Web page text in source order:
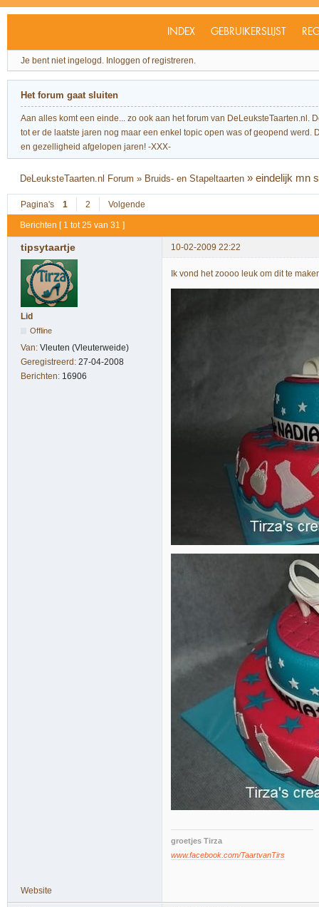
INDEX GEBRUIKERSLIJST
Je bent niet ingelogd. Inloggen of registreren.
Het forum gaat sluiten
Aan alles komt een einde... zo ook aan het forum van
tot er de laatste jaren nog maar een enkel topic open was of geopend
en gezelligheid afgelopen jaren! -XXX-
DeLeuksteTaarten.nl Forum » Bruids- en Stapeltaarten »eindelijk mn
Pagina's 1 2 Volgende
Berichten [ 1 tot 25 van 31 ]
tipsytaartje 10-02-2009 22:22
Lid
Offline
Van: Vleuten (Vleuterweide)
Geregistreerd: 27-04-2008
Berichten: 16906
Ik vond het zoooo leuk om dit te
groetjes Tirza
www.facebook.com/TaartvanTirs
Website